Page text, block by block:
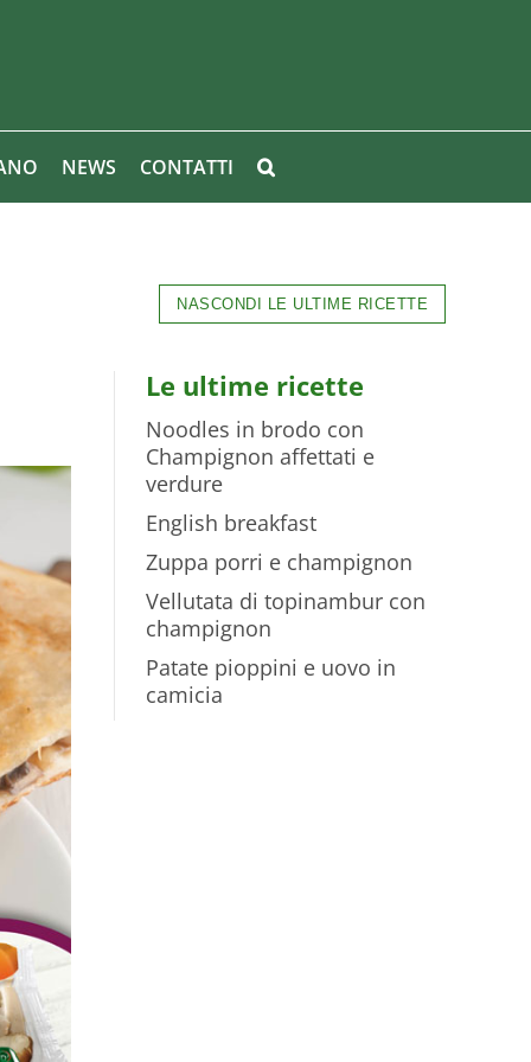
NEWS CONTATTI
NASCONDI LE ULTIME RICETTE
Le ultime ricette
Noodles in brodo con
Champignon affettati e
verdure
English breakfast
Zuppa porri e champignon
Vellutata di topinambur con
champignon
Patate pioppini e uovo in
camicia